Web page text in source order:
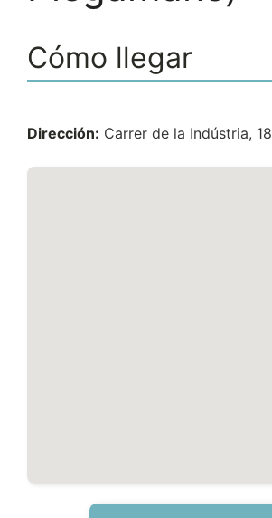
Cómo llegar
Dirección: Carrer de la Indústria, 18